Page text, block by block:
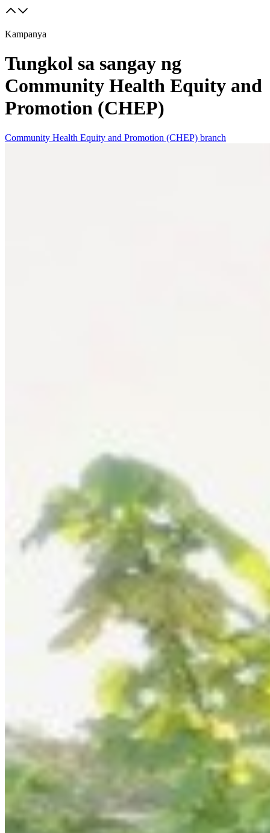
Kampanya
Tungkol sa sangay ng
Community Health Equity and
Promotion (CHEP)
Community Health Equity and Promotion (CHEP) branch